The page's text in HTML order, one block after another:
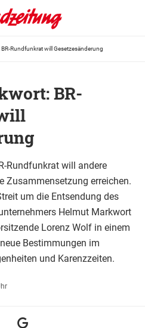
Rundfunkrat will Gesetzesänderung
BR-
Rundfunkrat will andere
Zusammensetzung erreichen.
um die Entsendung des
Helmut Markwort
Lorenz Wolf in einem
Bestimmungen im
und Karenzzeiten.